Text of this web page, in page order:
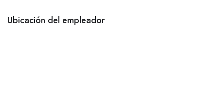
Ubicación del empleador